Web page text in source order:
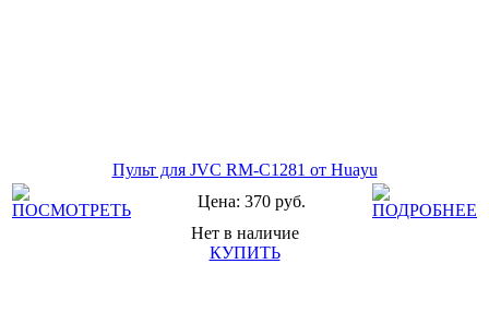
Пульт для JVC RM-C1281 от Huayu
Цена: 370 руб.
Нет в наличие
КУПИТЬ